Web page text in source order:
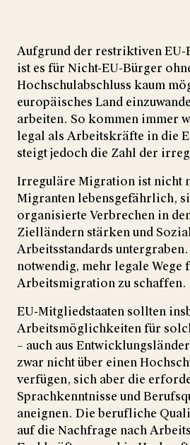
Aufgrund der restriktiven EU-
ist es für Nicht-EU-Bürger
Hochschulabschluss kaum
europäisches Land
arbeiten. So kommen immer
legal als Arbeitskräfte in die
steigt jedoch die Zahl der
Irreguläre Migration ist nicht
Migranten lebensgefährlich,
organisierte Verbrechen in
Zielländern stärken und
Arbeitsstandards untergraben.
notwendig, mehr legale Wege
Arbeitsmigration zu schaffen.
EU-Mitgliedstaaten sollten
Arbeitsmöglichkeiten für
– auch aus
zwar nicht über einen
verfügen, sich aber die
Sprachkenntnisse und
aneignen. Die berufliche
auf die Nachfrage nach